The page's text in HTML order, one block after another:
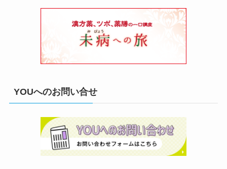
YOUへのお問い合せ